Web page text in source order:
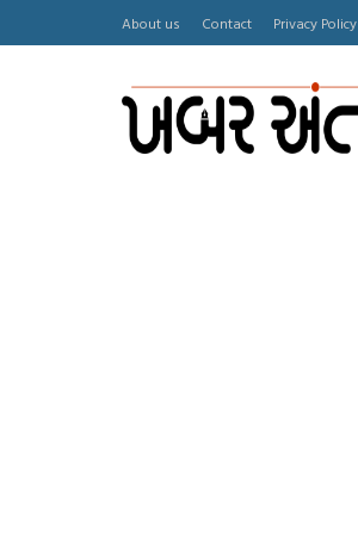
About us Contact Privacy Policy